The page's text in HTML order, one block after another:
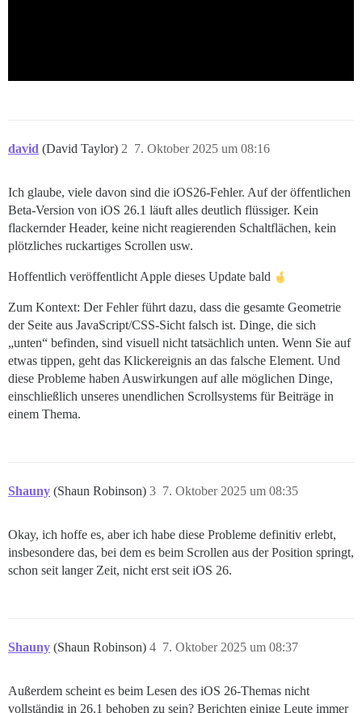
david (David Taylor) 7. Oktober 2025 um 08:16
2
Ich glaube, viele davon sind die iOS26-Fehler. Auf der öffentlichen
Beta-Version von iOS 26.1 läuft alles deutlich flüssiger. Kein
flackernder Header, keine nicht reagierenden Schaltflächen, kein
plötzliches ruckartiges Scrollen usw.
Hoffentlich veröffentlicht Apple dieses Update bald
Zum Kontext: Der Fehler führt dazu, dass die gesamte Geometrie
der Seite aus JavaScript/CSS-Sicht falsch ist. Dinge, die sich
„unten“ befinden, sind visuell nicht tatsächlich unten. Wenn Sie auf
etwas tippen, geht das Klickereignis an das falsche Element. Und
diese Probleme haben Auswirkungen auf alle möglichen Dinge,
einschließlich unseres unendlichen Scrollsystems für Beiträge in
einem Thema.
Shauny (Shaun Robinson) 7. Oktober 2025 um 08:35
3
Okay, ich hoffe es, aber ich habe diese Probleme definitiv erlebt,
insbesondere das, bei dem es beim Scrollen aus der Position springt,
schon seit langer Zeit, nicht erst seit iOS 26.
Shauny (Shaun Robinson) 7. Oktober 2025 um 08:37
4
Außerdem scheint es beim Lesen des iOS 26-Themas nicht
vollständig in 26.1 behoben zu sein? Berichten einige Leute immer